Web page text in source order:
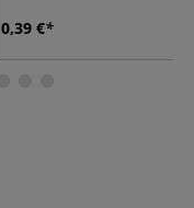
0,39 €